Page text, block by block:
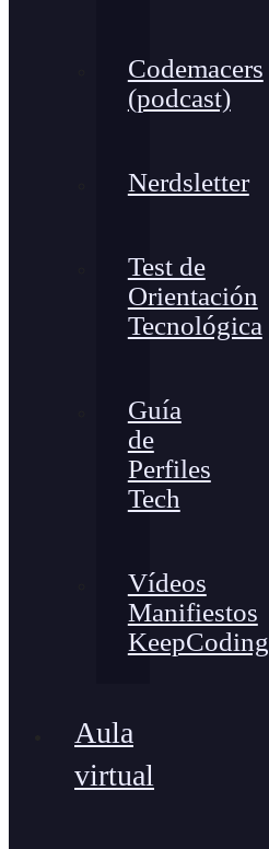
Codemacers
(podcast)
Nerdsletter
Test de
Orientación
Tecnológica
Guía
de
Perfiles
Tech
Vídeos
Manifiestos
KeepCoding
Aula
virtual